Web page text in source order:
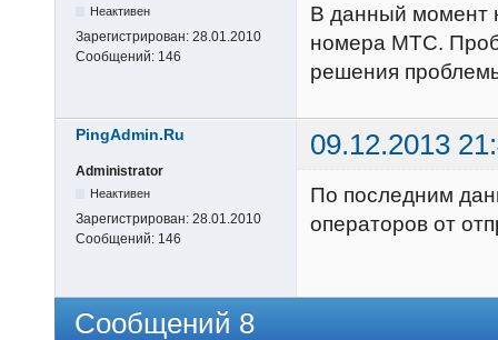
Неактивен
Зарегистрирован: 28.01.2010
Сообщений: 146
В данный момент
номера МТС.
решения
PingAdmin.Ru 09.12.2013
Administrator
Неактивен
Зарегистрирован: 28.01.2010
Сообщений: 146
По последним
операторов от
Сообщений 8